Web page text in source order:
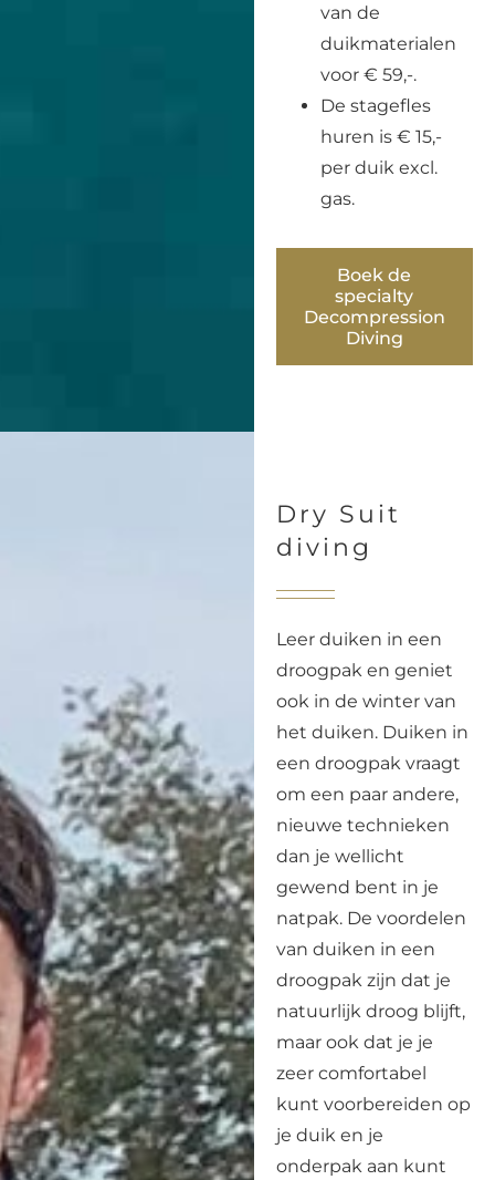
van de
duikmaterialen
voor € 59,-.
De stagefles
huren is € 15,-
per duik excl.
gas.
Boek de
specialty
Decompression
Diving
Dry Suit
diving
Leer duiken in een
droogpak en geniet
ook in de winter van
het duiken. Duiken in
een droogpak vraagt
om een paar andere,
nieuwe technieken
dan je wellicht
gewend bent in je
natpak. De voordelen
van duiken in een
droogpak zijn dat je
natuurlijk droog blijft,
maar ook dat je je
zeer comfortabel
kunt voorbereiden op
je duik en je
onderpak aan kunt